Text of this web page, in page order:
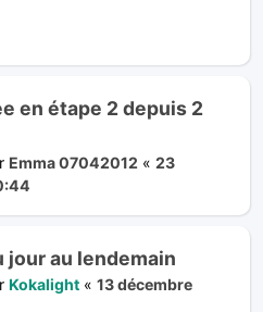
en étape 2 depuis 2
Emma 07042012 « 23
jour au lendemain
Kokalight « 13 décembre